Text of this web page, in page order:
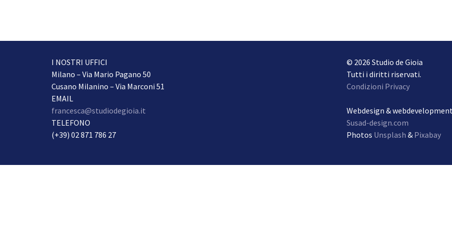
I NOSTRI UFFICI
Milano – Via Mario Pagano 50
Cusano Milanino – Via Marconi 51
EMAIL
francesca@studiodegioia.it
TELEFONO
(+39) 02 871 786 27
© 2026 Studio de Gioia
Tutti i diritti riservati.
Condizioni Privacy
Webdesign &
Susad-design.com
Photos Unsplash & Pixabay